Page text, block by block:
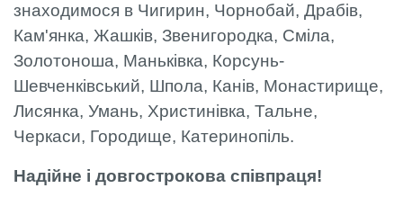
знаходимося в Чигирин, Чорнобай, Драбів,
Кам'янка, Жашків, Звенигородка, Сміла,
Золотоноша, Маньківка, Корсунь-
Шевченківський, Шпола, Канів, Монастирище,
Лисянка, Умань, Христинівка, Тальне,
Черкаси, Городище, Катеринопіль.
Надійне і довгострокова співпраця!